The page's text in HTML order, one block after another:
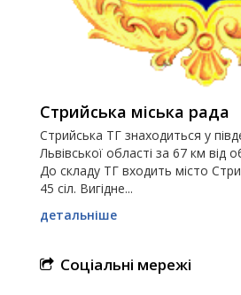
Стрийська міська рада
Стрийська ТГ знаходиться у
Львівської області за 67 км від
До складу ТГ входить місто
45 сіл. Вигідне...
детальніше
Соціальні мережі